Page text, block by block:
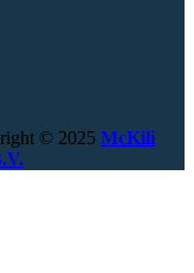
© 2025 McKili